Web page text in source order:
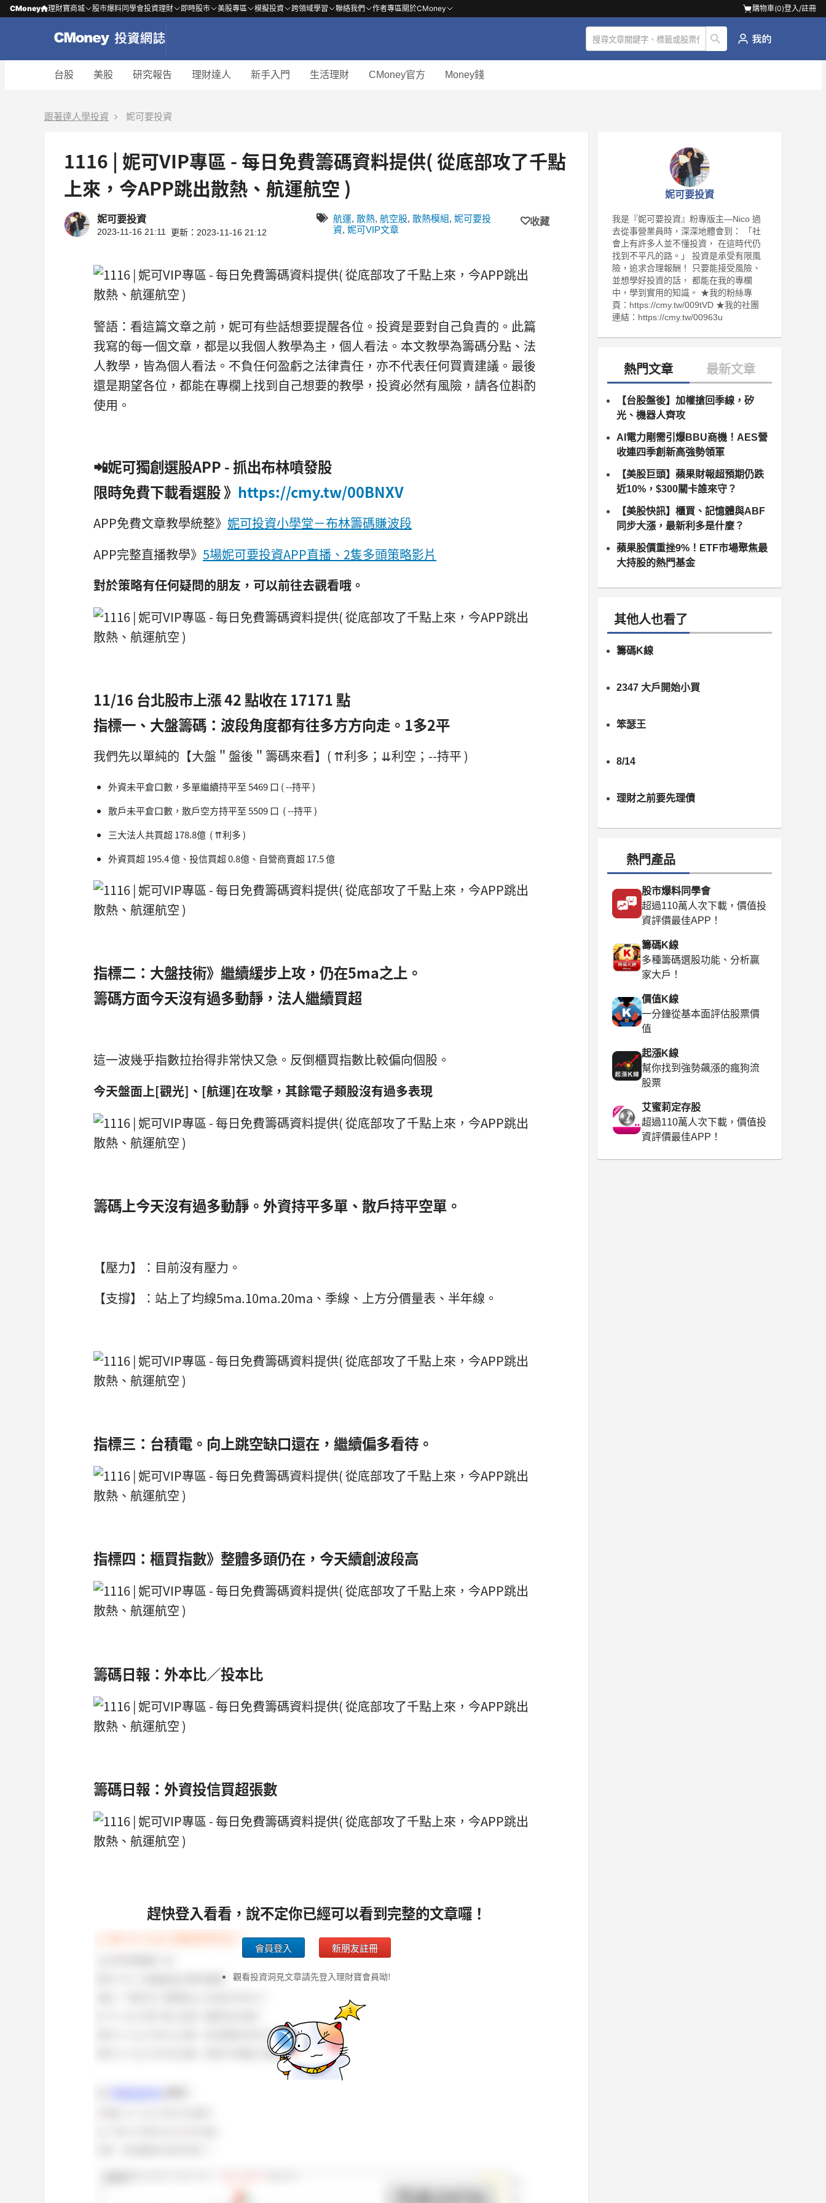
CMoney 理財寶商城 股市爆料同學會投資理財 即時股市 美股專區 模擬投資 跨領域學習 聯絡我們 作者專區關於CMoney 購物車(0)登入/註冊
台股 美股 研究報告 理財達人 新手入門 生活理財 CMoney官方 Money錢
跟著達人學投資 妮可要投資
1116 | 妮可VIP專區 - 每日免費籌碼資料提供( 從底部攻了千點
上來，今APP跳出散熱、航運航空 )
妮可要投資
2023-11-16 21:11 更新：2023-11-16 21:12
航運, 散熱, 航空股, 散熱模組, 妮可要投
資, 妮可VIP文章
收藏
警語：看這篇文章之前，妮可有些話想要提醒各位。投資是要對自己負責的。此篇
我寫的每一個文章，都是以我個人教學為主，個人看法。本文教學為籌碼分點、法
人教學，皆為個人看法。不負任何盈虧之法律責任，亦不代表任何買賣建議。最後
還是期望各位，都能在專欄上找到自己想要的教學，投資必然有風險，請各位斟酌
使用。
📲妮可獨創選股APP - 抓出布林噴發股
限時免費下載看選股 》 https://cmy.tw/00BNXV
APP免費文章教學統整》 妮可投資小學堂－布林籌碼賺波段
APP完整直播教學》 5場妮可要投資APP直播、2隻多頭策略影片
對於策略有任何疑問的朋友，可以前往去觀看哦。
11/16 台北股市上漲 42 點收在 17171 點
指標一、大盤籌碼：波段角度都有往多方方向走。1多2平
我們先以單純的【大盤＂盤後＂籌碼來看】( ⇈利多；⇊利空；--持平 )
外資未平倉口數，多單繼續持平至 5469 口 ( --持平 )
散戶未平倉口數，散戶空方持平至 5509 口 ( --持平 )
三大法人共買超 178.8億 ( ⇈利多 )
外資買超 195.4 億、投信買超 0.8億、自營商賣超 17.5 億
指標二：大盤技術》繼續緩步上攻，仍在5ma之上。
籌碼方面今天沒有過多動靜，法人繼續買超
這一波幾乎指數拉抬得非常快又急。反倒櫃買指數比較偏向個股。
今天盤面上[觀光]、[航運]在攻擊，其餘電子類股沒有過多表現
籌碼上今天沒有過多動靜。外資持平多單、散戶持平空單。
【壓力】：目前沒有壓力。
【支撐】：站上了均線5ma.10ma.20ma、季線、上方分價量表、半年線。
指標三：台積電。向上跳空缺口還在，繼續偏多看待。
指標四：櫃買指數》整體多頭仍在，今天續創波段高
籌碼日報：外本比／投本比
籌碼日報：外資投信買超張數
趕快登入看看，說不定你已經可以看到完整的文章囉！
會員登入 新朋友註冊
觀看投資洞見文章請先登入理財寶會員呦!
妮可要投資
我是『妮可要投資』粉專版主—Nico 過
去從事營業員時，深深地體會到： 「社
會上有許多人並不懂投資， 在這時代仍
找到不平凡的路。」 投資是承受有限風
險，追求合理報酬！ 只要能接受風險、
並想學好投資的話， 都能在我的專欄
中，學到實用的知識。 ★我的粉絲專
頁：https://cmy.tw/009tVD ★我的社團
連結：https://cmy.tw/00963u
【台股盤後】加權搶回季線，矽
光、機器人齊攻
AI電力剛需引爆BBU商機！AES營
收連四季創新高強勢領軍
【美股巨頭】蘋果財報超預期仍跌
近10%，$300關卡誰來守？
【美股快訊】櫃買、記憶體與ABF
同步大漲，最新利多是什麼？
蘋果股價重挫9%！ETF市場聚焦最
大持股的熱門基金
其他人也看了
籌碼K線
2347 大戶開始小買
笨瑟王
8/14
理財之前要先理債
熱門產品
股市爆料同學會
超過110萬人次下載，價值投
資評價最佳APP！
籌碼K線
多種籌碼選股功能、分析贏
家大戶！
價值K線
一分鐘從基本面評估股票價
值
起漲K線
幫你找到強勢飆漲的瘋狗流
股票
艾蜜莉定存股
超過110萬人次下載，價值投
資評價最佳APP！